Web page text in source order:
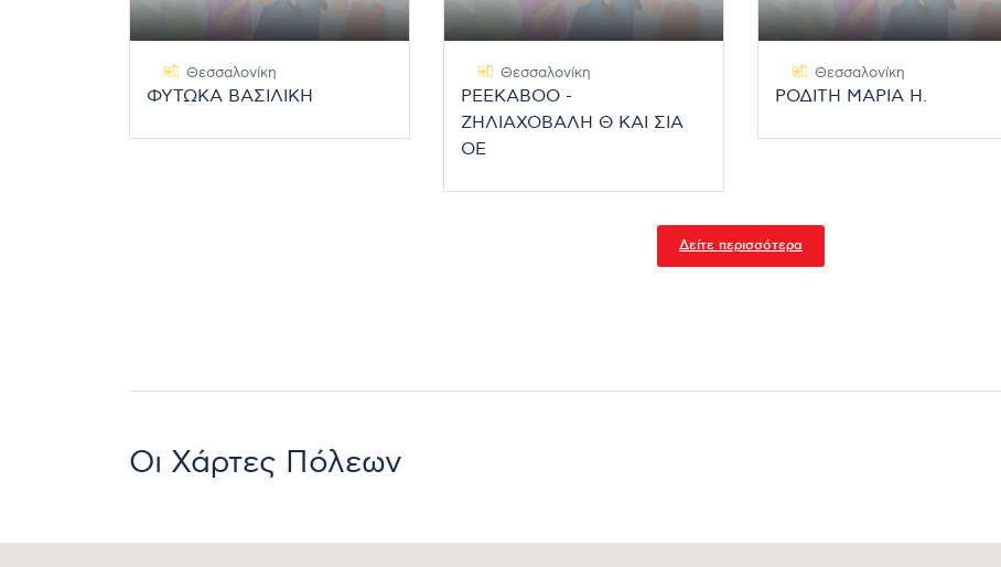
Θεσσαλονίκη
ΦΥΤΩΚΑ ΒΑΣΙΛΙΚΗ
Θεσσαλονίκη
PEEKABOO -
ΖΗΛΙΑΧΟΒΑΛΗ Θ ΚΑΙ ΣΙΑ
ΟΕ
Θεσσαλονίκη
ΡΟΔΙΤΗ ΜΑΡΙΑ Η.
Δείτε περισσότερα
Οι Χάρτες Πόλεων